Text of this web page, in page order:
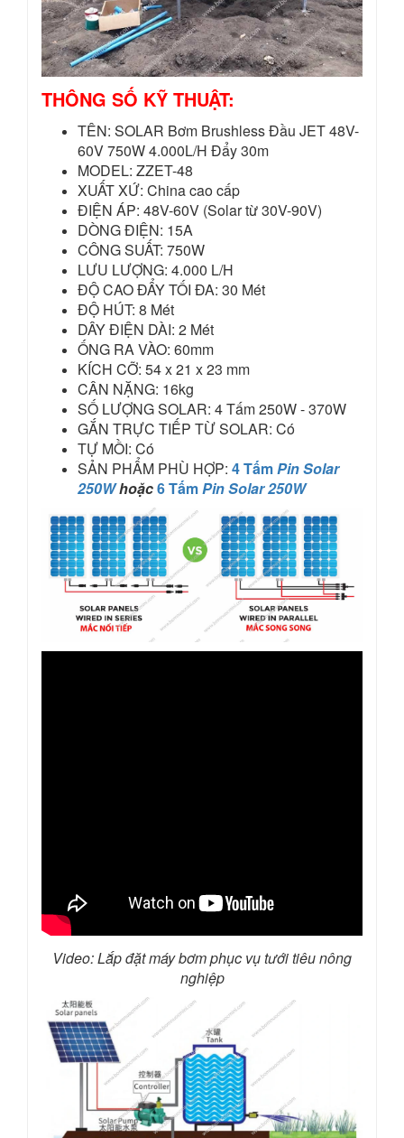
THÔNG SỐ KỸ THUẬT:
TÊN: SOLAR Bơm Brushless Đầu JET 48V-
60V 750W 4.000L/H Đẩy 30m
MODEL: ZZET-48
XUẤT XỨ: China cao cấp
ĐIỆN ÁP: 48V-60V (Solar từ 30V-90V)
DÒNG ĐIỆN: 15A
CÔNG SUẤT: 750W
LƯU LƯỢNG: 4.000 L/H
ĐỘ CAO ĐẨY TỐI ĐA: 30 Mét
ĐỘ HÚT: 8 Mét
DÂY ĐIỆN DÀI: 2 Mét
ỐNG RA VÀO: 60mm
KÍCH CỠ: 54 x 21 x 23 mm
CÂN NẶNG: 16kg
SỐ LƯỢNG SOLAR: 4 Tấm 250W - 370W
GẮN TRỰC TIẾP TỪ SOLAR: Có
TỰ MỒI: Có
SẢN PHẨM PHÙ HỢP: 4 TấmPin Solar
250Whoặc6 TấmPin Solar 250W
Video: Lắp đặt máy bơm phục vụ tưới tiêu nông
nghiệp